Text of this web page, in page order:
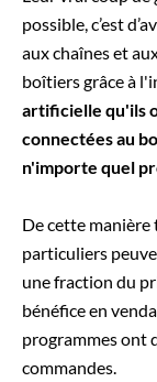
possible, c’est
aux chaînes et
boîtiers grâce à
artificielle qu'ils
connectées au
n'importe quel
De cette manière
particuliers
une fraction du
bénéfice en
programmes ont
commandes.